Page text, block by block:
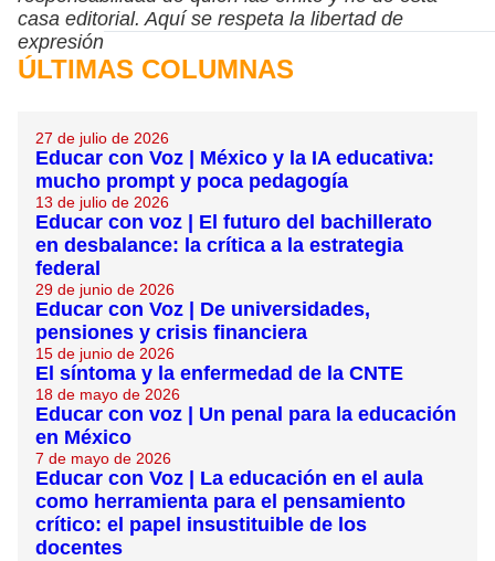
casa editorial. Aquí se respeta la libertad de
expresión
ÚLTIMAS COLUMNAS
27 de julio de 2026
Educar con Voz | México y la IA educativa:
mucho prompt y poca pedagogía
13 de julio de 2026
Educar con voz | El futuro del bachillerato
en desbalance: la crítica a la estrategia
federal
29 de junio de 2026
Educar con Voz | De universidades,
pensiones y crisis financiera
15 de junio de 2026
El síntoma y la enfermedad de la CNTE
18 de mayo de 2026
Educar con voz | Un penal para la educación
en México
7 de mayo de 2026
Educar con Voz | La educación en el aula
como herramienta para el pensamiento
crítico: el papel insustituible de los
docentes